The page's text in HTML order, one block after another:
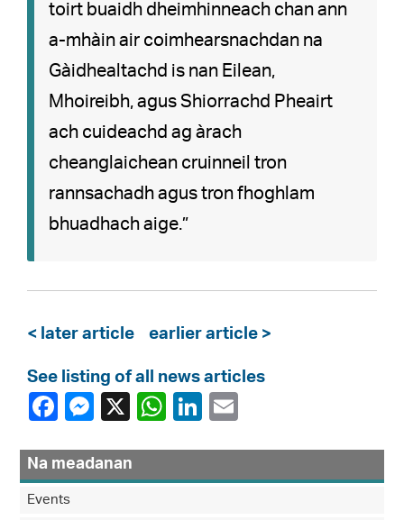
toirt buaidh dheimhinneach chan ann
a-mhàin air coimhearsnachdan na
Gàidhealtachd is nan Eilean,
Mhoireibh, agus Shiorrachd Pheairt
ach cuideachd ag àrach
cheanglaichean cruinneil tron ​​
rannsachadh agus tron fhoghlam
bhuadhach aige.”
< later article earlier article >
See listing of all news articles
Na meadanan
Events